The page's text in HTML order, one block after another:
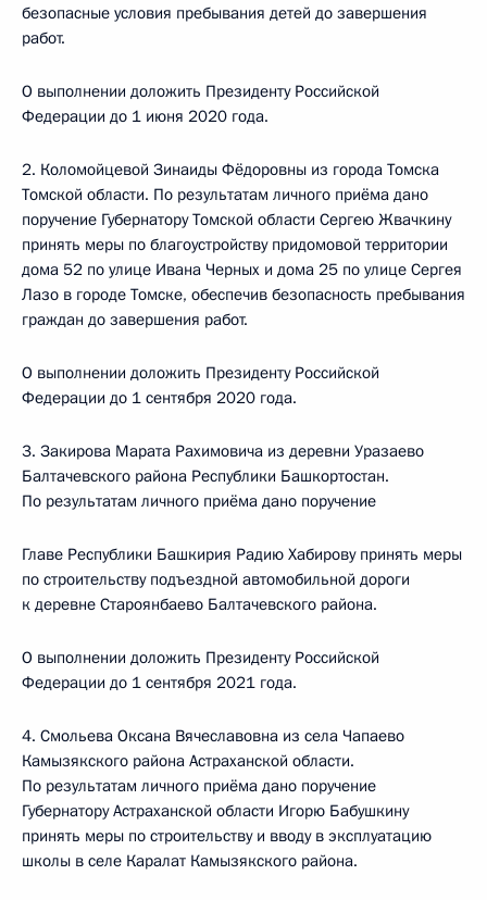
безопасные условия пребывания детей до завершения
работ.
О выполнении доложить Президенту Российской
Федерации до 1 июня 2020 года.
2. Коломойцевой Зинаиды Фёдоровны из города Томска
Томской области. По результатам личного приёма дано
поручение Губернатору Томской области Сергею Жвачкину
принять меры по благоустройству придомовой территории
дома 52 по улице Ивана Черных и дома 25 по улице Сергея
Лазо в городе Томске, обеспечив безопасность пребывания
граждан до завершения работ.
О выполнении доложить Президенту Российской
Федерации до 1 сентября 2020 года.
3. Закирова Марата Рахимовича из деревни Уразаево
Балтачевского района Республики Башкортостан.
По результатам личного приёма дано поручение
Главе Республики Башкирия Радию Хабирову принять меры
по строительству подъездной автомобильной дороги
к деревне Староянбаево Балтачевского района.
О выполнении доложить Президенту Российской
Федерации до 1 сентября 2021 года.
4. Смольева Оксана Вячеславовна из села Чапаево
Камызякского района Астраханской области.
По результатам личного приёма дано поручение
Губернатору Астраханской области Игорю Бабушкину
принять меры по строительству и вводу в эксплуатацию
школы в селе Каралат Камызякского района.